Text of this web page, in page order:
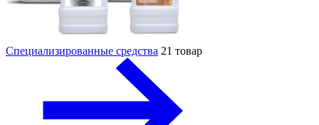
Специализированные средства 21 товар